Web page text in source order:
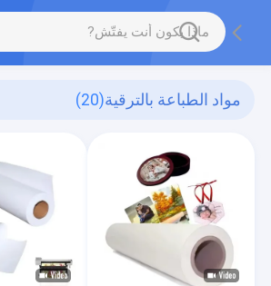
مواد الطباعة بالترقية(20)